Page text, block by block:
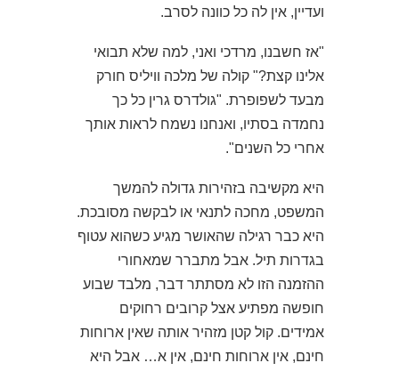
ועדיין, אין לה כל כוונה לסרב.
"אז חשבנו, מרדכי ואני, למה שלא תבואי
אלינו קצת?" קולה של מלכה וויליס חורק
מבעד לשפופרת. "גולדרס גרין כל כך
נחמדה בסתיו, ואנחנו נשמח לראות אותך
אחרי כל השנים".
היא מקשיבה בזהירות גדולה להמשך
המשפט, מחכה לתנאי או לבקשה מסובכת.
היא כבר רגילה שהאושר מגיע כשהוא עטוף
בגדרות תיל. אבל מתברר שמאחורי
ההזמנה הזו לא מסתתר דבר, מלבד שבוע
חופשה מפתיע אצל קרובים רחוקים
אמידים. קול קטן מזהיר אותה שאין ארוחות
חינם, אין ארוחות חינם, אין א… אבל היא